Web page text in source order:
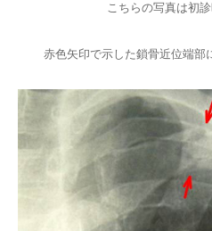
こちらの写真は初診
赤色矢印で示した鎖骨近位端部